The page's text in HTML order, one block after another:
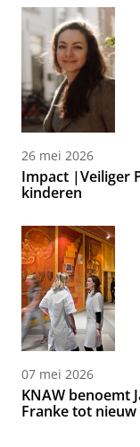
26 mei 2026
Impact |Veiliger
kinderen
07 mei 2026
KNAW benoemt
Franke tot nieuw